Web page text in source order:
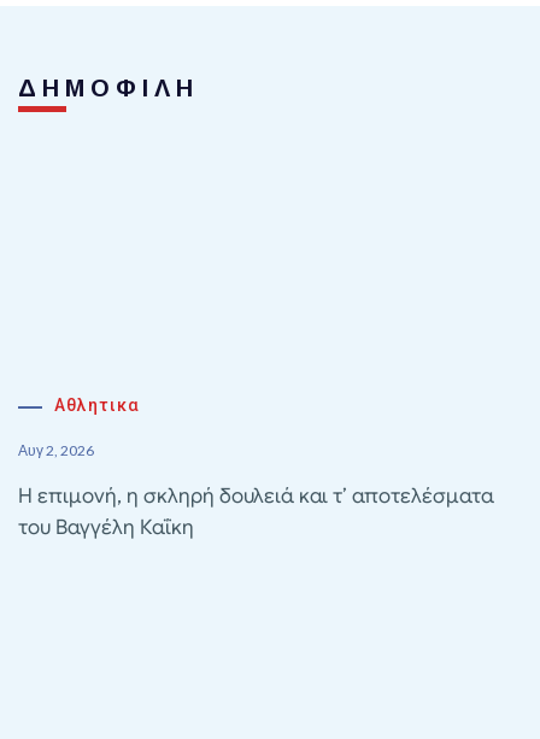
ΔΗΜΟΦΙΛΗ
Αθλητικα
Αυγ 2, 2026
Η επιμονή, η σκληρή δουλειά και τ’ αποτελέσματα
του Βαγγέλη Καΐκη